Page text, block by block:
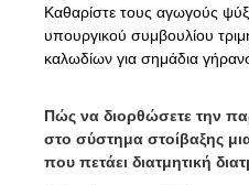
Καθαρίστε τους αγωγούς
υπουργικού συμβουλίου
καλωδίων για σημάδια
Πώς να διορθώσετε την
στο σύστημα στοίβαξης
που πετάει διατμητική